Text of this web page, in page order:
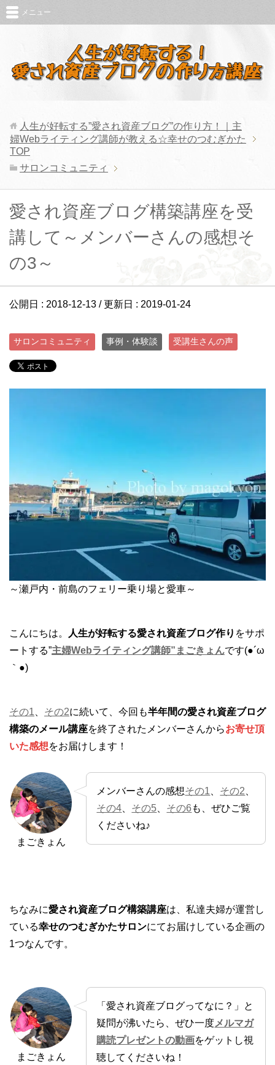
メニュー
人生が好転する”愛され資産ブログ”の作り方！｜主
婦Webライティング講師が教える☆幸せのつむぎかた
TOP
サロンコミュニティ
愛され資産ブログ構築講座を受
講して～メンバーさんの感想そ
の3～
公開日 : 2018-12-13 / 更新日 : 2019-01-24
サロンコミュニティ 事例・体験談 受講生さんの声
～瀬戸内・前島のフェリー乗り場と愛車～
こんにちは。 人生が好転する愛され資産ブログ作り をサポ
ートする”主婦Webライティング講師”まごきょんです(●´ω
｀●)
その1 その2に続いて、今回も半年間の愛され資産ブログ
構築のメール講座を終了されたメンバーさんからお寄せ頂
いた感想をお届けします！
まごきょん
メンバーさんの感想その1 その2
その4
その5 その6 も、ぜひご覧
くださいね♪
ちなみに愛され資産ブログ構築講座は、私達夫婦が運営し
ている幸せのつむぎかたサロンにてお届けしている企画の
1つなんです。
まごきょん
「愛され資産ブログってなに？」と
疑問が沸いたら、ぜひ一度メルマガ
購読プレゼントの動画をゲットし視
聴してくださいね！